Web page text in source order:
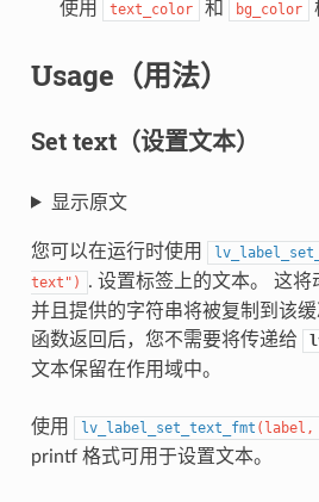
使用
text_color 和 bg_color
Usage（用法）
Set text（设置文本）
显示原文
您可以在运行时使用
text" )
. 设置标签上的文本。 这将
并且提供的字符串将被复制到该
函数返回后，您不需要将传递给
文本保留在作用域中。
使用 lv_label_set_text_fmt ( label ,
printf 格式可用于设置文本。